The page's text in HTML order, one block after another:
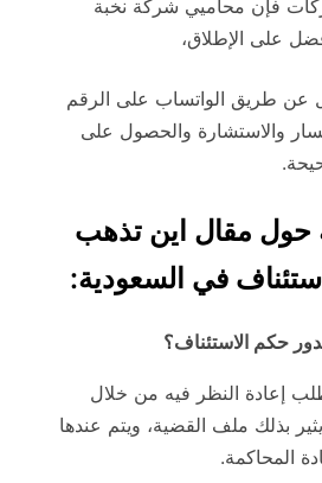
فإن محاميي شركة نخبة
على الإطلاق،
عن طريق الواتساب على الرقم
والاستشارة والحصول على
حول مقال اين تذهب
في السعودية:
حكم الاستئناف؟
إعادة النظر فيه من خلال
بذلك ملف القضية، ويتم عندها
المحاكمة.